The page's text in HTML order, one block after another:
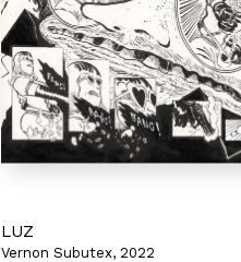
LUZ
Vernon Subutex, 2022